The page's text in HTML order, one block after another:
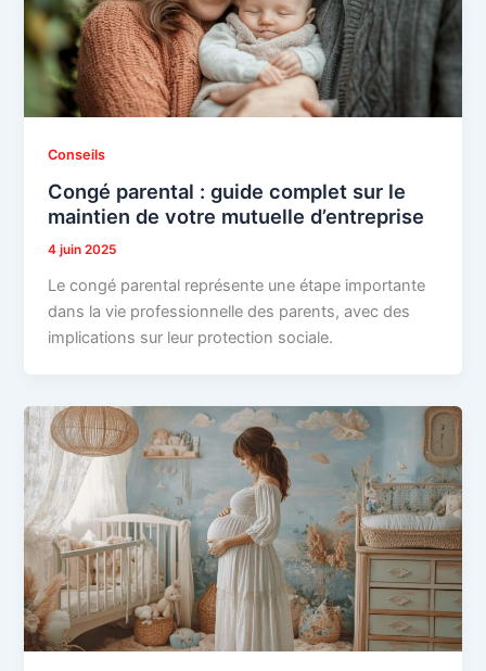
Conseils
Congé parental : guide complet sur le
maintien de votre mutuelle d’entreprise
4 juin 2025
Le congé parental représente une étape importante
dans la vie professionnelle des parents, avec des
implications sur leur protection sociale.